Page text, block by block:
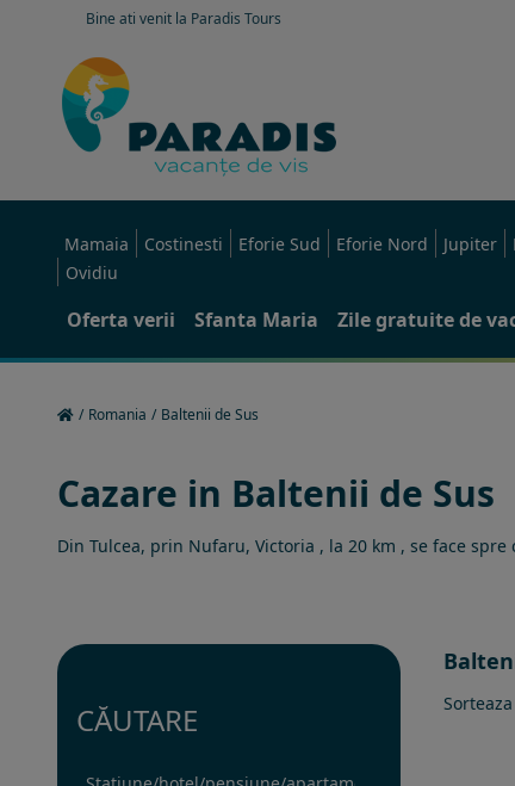
Bine ati venit la Paradis Tours
Mamaia Costinesti Eforie Sud Eforie Nord Jupiter
Ovidiu
Oferta verii Sfanta Maria Zile gratuite de
/ Romania / Baltenii de Sus
Cazare in Baltenii de Sus
Din Tulcea, prin Nufaru, Victoria , la 20 km , se face spre
CĂUTARE